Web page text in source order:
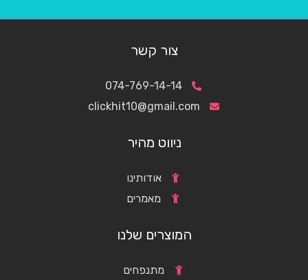
צור קשר
074-769-14-14
clickhit10@gmail.com
ניווט מהיר
אודותינו
מאמרים
המוצרים שלנו
מתנפחים